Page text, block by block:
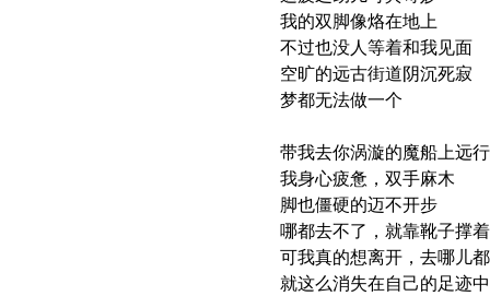
我的双脚像烙在地上
不过也没人等着和我见面
空旷的远古街道阴沉死寂
梦都无法做一个
带我去你涡漩的魔船上远
我身心疲惫，双手麻木
脚也僵硬的迈不开步
哪都去不了，就靠靴子撑着
可我真的想离开，去哪儿
就这么消失在自己的足迹中